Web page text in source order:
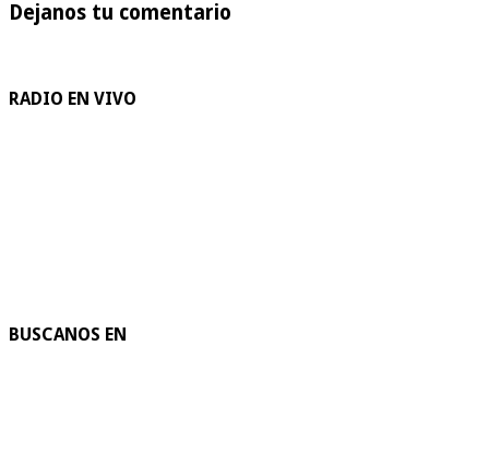
Dejanos tu comentario
RADIO EN VIVO
BUSCANOS EN